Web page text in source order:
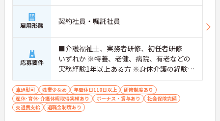
雇用形態 契約社員・嘱託社員
応募要件
■介護福祉士、実務者研修、初任者研修
いずれか ※特養、老健、病院、有老などの
実務経験1年以上ある方 ※身体介護の経験年
以上ある方、機械浴の使用の経験のある方
歓迎
車通勤可 残業少なめ 年間休日110日以上
研修制度あり
産休･育休･介護休暇取得実績あり
ボーナス・賞与あり
社会保険完備
交通費支給
退職金制度あり